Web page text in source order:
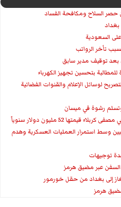
حصر السلاح ومكافحة الفساد
بغداد
السعودية
بتحسين تجهيز الكهرباء
لوسائل الإعلام والقنوات الفضائية
رشوة في ميسان
52 مليون دولار سنوياً
وسط استمرار العمليات العسكرية وهدم
عدة توجيهات
عبر مضيق هرمز
إلى بغداد من حقل خورمور
هرمز